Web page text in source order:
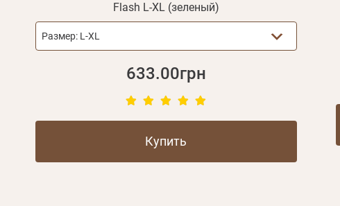
Flash L-XL (зеленый)
Размер: L-XL
633.00грн
Купить